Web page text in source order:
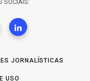
SOCIAIS:
JORNALÍSTICAS
USO